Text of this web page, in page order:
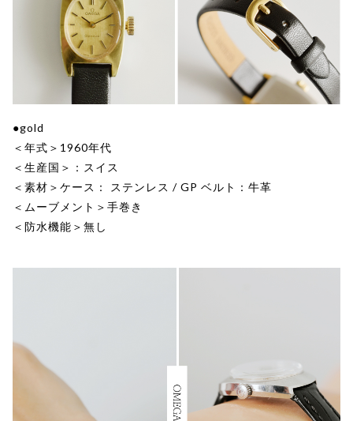
●gold
＜年式＞1960年代
＜生産国＞：スイス
＜素材＞ケース： ステンレス / GP ベルト：牛革
＜ムーブメント＞手巻き
＜防水機能＞無し